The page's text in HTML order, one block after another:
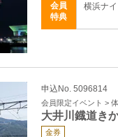
会員
特典
横浜ナ
申込No. 5096814
会員限定イベント >
大井川鐡道き
金券